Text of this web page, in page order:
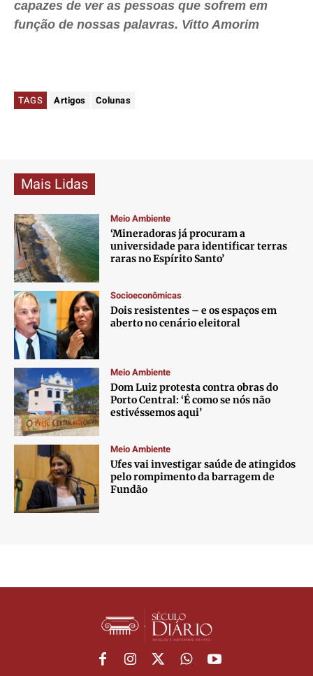
capazes de ver as pessoas que sofrem em
função de nossas palavras. Vitto Amorim
TAGS Artigos Colunas
Mais Lidas
Meio Ambiente
‘Mineradoras já procuram a
universidade para identificar terras
raras no Espírito Santo’
Socioeconômicas
Dois resistentes – e os espaços em
aberto no cenário eleitoral
Meio Ambiente
Dom Luiz protesta contra obras do
Porto Central: ‘É como se nós não
estivéssemos aqui’
Meio Ambiente
Ufes vai investigar saúde de atingidos
pelo rompimento da barragem de
Fundão